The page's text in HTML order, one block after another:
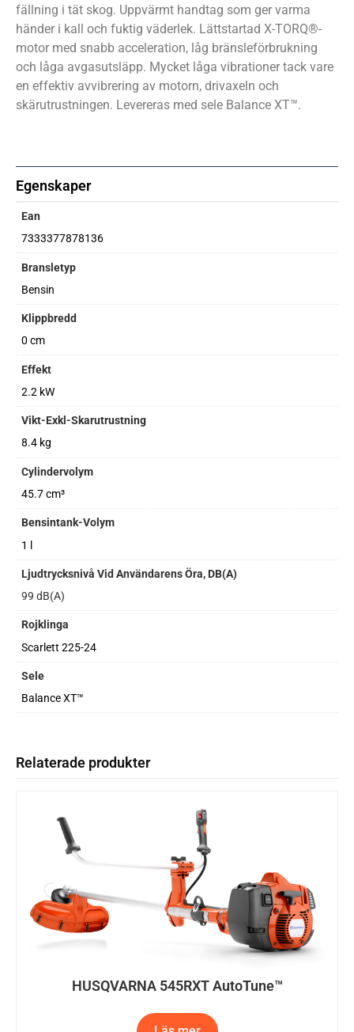
fällning i tät skog. Uppvärmt handtag som ger varma
händer i kall och fuktig väderlek. Lättstartad X-TORQ®-
motor med snabb acceleration, låg bränsleförbrukning
och låga avgasutsläpp. Mycket låga vibrationer tack vare
en effektiv avvibrering av motorn, drivaxeln och
skärutrustningen. Levereras med sele Balance XT™.
Egenskaper
Ean
7333377878136
Bransletyp
Bensin
Klippbredd
0 cm
Effekt
2.2 kW
Vikt-Exkl-Skarutrustning
8.4 kg
Cylindervolym
45.7 cm³
Bensintank-Volym
1 l
Ljudtrycksnivå Vid Användarens Öra, DB(A)
99 dB(A)
Rojklinga
Scarlett 225-24
Sele
Balance XT™
Relaterade produkter
HUSQVARNA 545RXT AutoTune™